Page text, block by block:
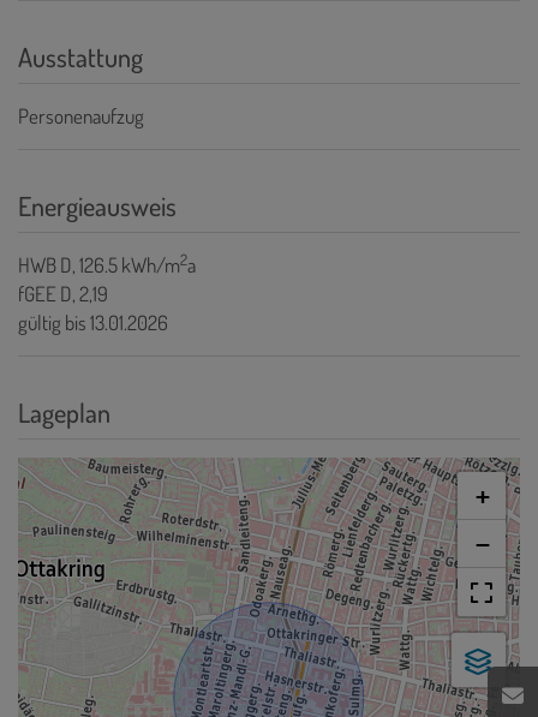
Ausstattung
Personenaufzug
Energieausweis
HWBD, 126.5 kWh/m2a
fGEE D, 2,19
gültig bis13.01.2026
Lageplan
+
−